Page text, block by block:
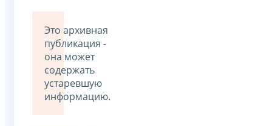
Это архивная
публикация -
она может
содержать
устаревшую
информацию.